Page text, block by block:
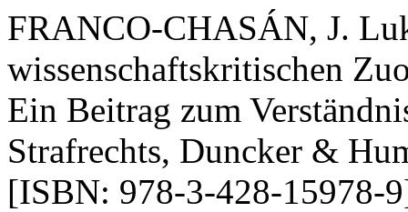
FRANCO-CHASÁN, J.
wissenschaftskritischen
Ein Beitrag zum
Strafrechts, Duncker &
[ISBN: 978-3-428-15978-